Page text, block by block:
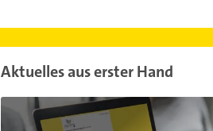
Aktuelles aus erster Hand